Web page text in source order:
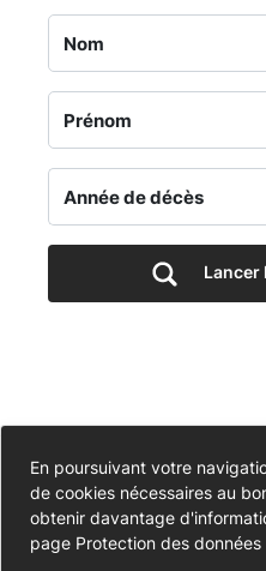
Jardin
du
Souvenir
-
Ancien
Portail
funéraire
Lancer
Partiellement
Données
En poursuivant votre
de cookies nécessaires au
obtenir davantage
page Protection des données